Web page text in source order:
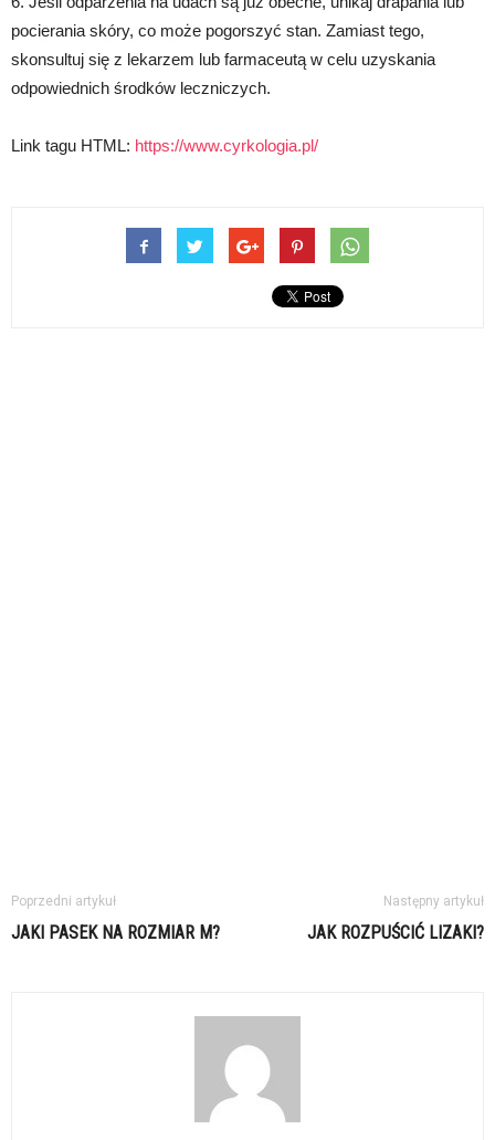
pocierania skóry, co może pogorszyć stan. Zamiast tego,
skonsultuj się z lekarzem lub farmaceutą w celu uzyskania
odpowiednich środków leczniczych.
Link tagu HTML: https://www.cyrkologia.pl/
Poprzedni artykuł
JAKI PASEK NA ROZMIAR M?
Następny artykuł
JAK ROZPUŚCIĆ LIZAKI?